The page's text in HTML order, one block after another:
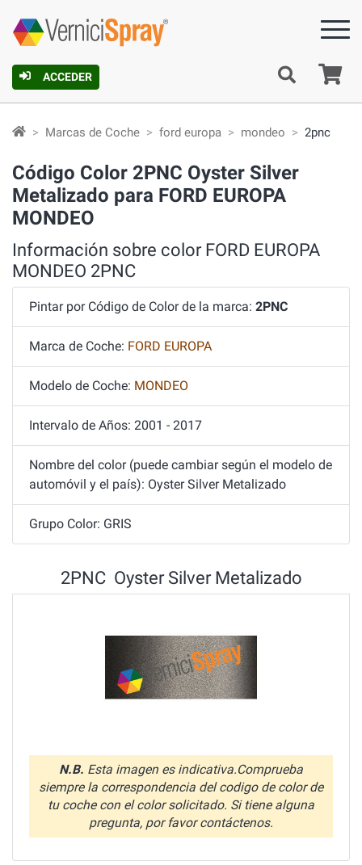
ACCEDER
Marcas de Coche ford europa mondeo 2pnc
Código Color 2PNC Oyster Silver
Metalizado para FORD EUROPA
MONDEO
Información sobre color FORD EUROPA
MONDEO 2PNC
Pintar por Código de Color de la marca: 2PNC
Marca de Coche: FORD EUROPA
Modelo de Coche: MONDEO
Intervalo de Años: 2001 - 2017
Nombre del color (puede cambiar según el modelo de
automóvil y el país): Oyster Silver Metalizado
Grupo Color: GRIS
2PNC Oyster Silver Metalizado
N.B. Esta imagen es indicativa.Comprueba
siempre la correspondencia del codigo de color de
tu coche con el color solicitado. Si tiene alguna
pregunta, por favor contáctenos.